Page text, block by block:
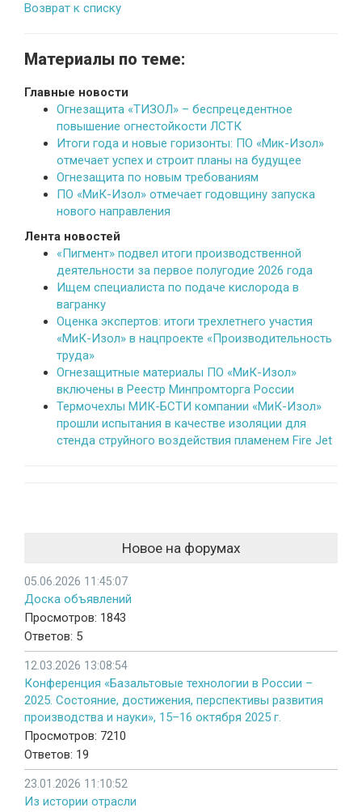
Возврат к списку
Материалы по теме:
Главные новости
Огнезащита «ТИЗОЛ» – беспрецедентное
повышение огнестойкости ЛСТК
Итоги года и новые горизонты: ПО «Мик-Изол»
отмечает успех и строит планы на будущее
Огнезащита по новым требованиям
ПО «МиК-Изол» отмечает годовщину запуска
нового направления
Лента новостей
«Пигмент» подвел итоги производственной
деятельности за первое полугодие 2026 года
Ищем специалиста по подаче кислорода в
вагранку
Оценка экспертов: итоги трехлетнего участия
«МиК-Изол» в нацпроекте «Производительность
труда»
Огнезащитные материалы ПО «МиК-Изол»
включены в Реестр Минпромторга России
Термочехлы МИК-БСТИ компании «МиК-Изол»
прошли испытания в качестве изоляции для
стенда струйного воздействия пламенем Fire Jet
Новое на форумах
05.06.2026 11:45:07
Доска объявлений
Просмотров: 1843
Ответов: 5
12.03.2026 13:08:54
Конференция «Базальтовые технологии в России –
2025. Состояние, достижения, перспективы развития
производства и науки», 15–16 октября 2025 г.
Просмотров: 7210
Ответов: 19
23.01.2026 11:10:52
Из истории отрасли